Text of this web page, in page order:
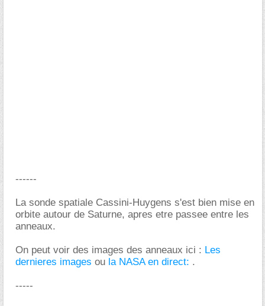
------
La sonde spatiale Cassini-Huygens s'est bien mise en
orbite autour de Saturne, apres etre passee entre les
anneaux.
On peut voir des images des anneaux ici : Les
dernieres images ou la NASA en direct: .
-----